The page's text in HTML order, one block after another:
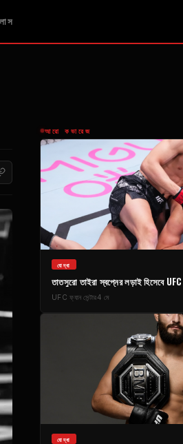
আরো কভারেজ
যোদ্ধা
তাতসুরো তাইরা স্বপ্নের লড়াই হিসেবে UFC
UFC ফ্যান সেন্টার4 মে
যোদ্ধা